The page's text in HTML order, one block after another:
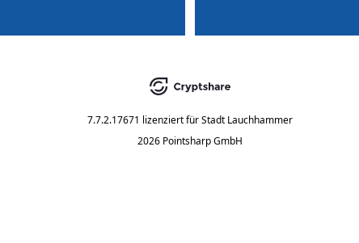
7.7.2.17671 lizenziert fürStadt Lauchhammer
2026 Pointsharp GmbH